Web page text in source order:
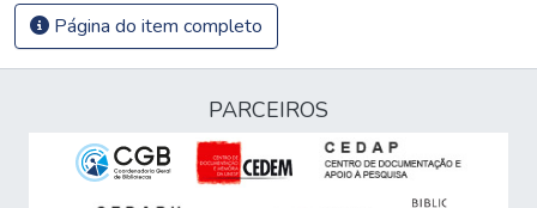
Página do item completo
PARCEIROS